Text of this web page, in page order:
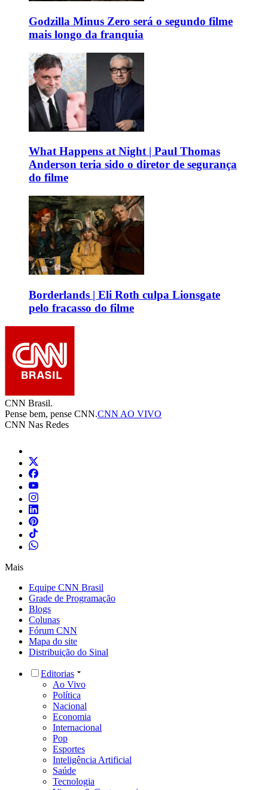
Godzilla Minus Zero será o segundo filme
mais longo da franquia
What Happens at Night | Paul Thomas
Anderson teria sido o diretor de segurança
do filme
Borderlands | Eli Roth culpa Lionsgate
pelo fracasso do filme
CNN Brasil.
Pense bem, pense CNN.CNN AO VIVO
CNN Nas Redes
Mais
Equipe CNN Brasil
Grade de Programação
Blogs
Colunas
Fórum CNN
Mapa do site
Distribuição do Sinal
Editorias
Ao Vivo
Política
Nacional
Economia
Internacional
Pop
Esportes
Inteligência Artificial
Saúde
Tecnologia